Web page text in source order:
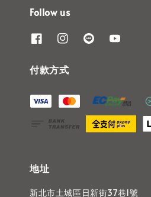
Follow us
付款方式
地址
新北市土城區日新街37巷1號